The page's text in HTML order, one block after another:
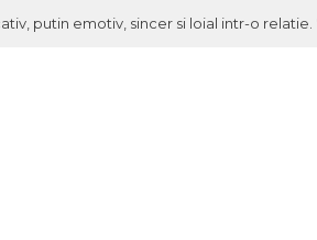
putin emotiv, sincer si loial intr-o relatie.